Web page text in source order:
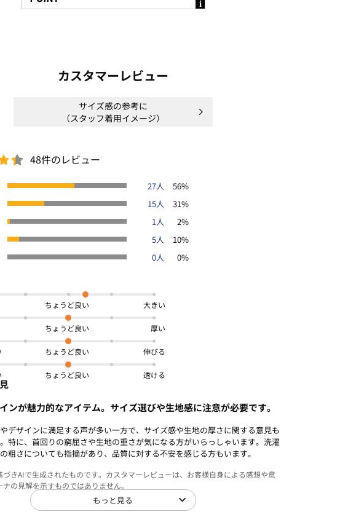
表面感のある素材感
＊＊＊＊＊＊＊＊＊＊＊＊＊＊＊
光の当たり具合やパソコンやスマートフォンなどの閲覧環境に
味と異なって見える場合がございます。
さい。
00172
カスタマーレビュー
サイズ感の参考に
（スタッフ着用イメージ）
48件のレビュー
27人
56%
15人
31%
1人
2%
5人
10%
0人
0%
大きい
厚い
伸びる
透ける
ンが魅力的なアイテム。サイズ選びや生地感に注意が必要です。
デザインに満足する声が多い一方で、サイズ感や生地の厚さに関する意見も
特に、首回りの窮屈さや生地の重さが気になる方がいらっしゃいます。洗濯
粗さについても指摘があり、品質に対する不安を感じる方もいます。
づきAIで生成されたものです。カスタマーレビューは、お客様自身による感想や意
の見解を示すものではありません。
もっと見る